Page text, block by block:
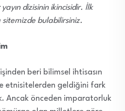
dizisinin ikincisidir. İlk
sitemizde bulabilirsiniz.
beri bilimsel ihtisasın
etnisitelerden geldiğini fark
Ancak önceden imparatorluk